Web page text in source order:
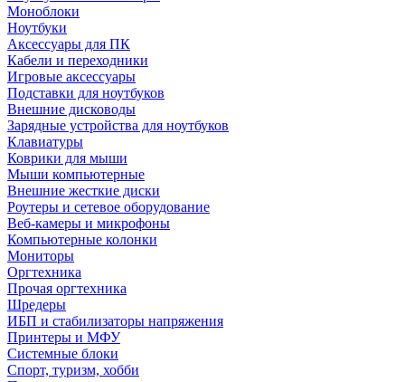
Моноблоки
Ноутбуки
Аксессуары для ПК
Кабели и переходники
Игровые аксессуары
Подставки для ноутбуков
Внешние дисководы
Зарядные устройства для ноутбуков
Клавиатуры
Коврики для мыши
Мыши компьютерные
Внешние жесткие диски
Роутеры и сетевое оборудование
Веб-камеры и микрофоны
Компьютерные колонки
Мониторы
Оргтехника
Прочая оргтехника
Шредеры
ИБП и стабилизаторы напряжения
Принтеры и МФУ
Системные блоки
Спорт, туризм, хобби